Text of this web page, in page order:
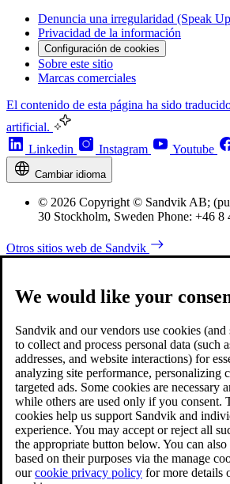
Denuncia una irregularidad (Speak
Privacidad de la información
Configuración de cookies
Sobre este sitio
Marcas comerciales
El contenido de esta página ha sido
artificial.
Linkedin
Instagram Youtube
Cambiar idioma
© 2026 Copyright © Sandvik AB;
30 Stockholm, Sweden Phone: +46 8
Otros sitios web de Sandvik
We would like your
Sandvik and our vendors use cookies
to collect and process personal data (such
addresses, and website interactions) for
analyzing site performance, personalizing
targeted ads. Some cookies are necessary
while others are used only if you consent.
cookies help us support Sandvik and
experience. You may accept or reject all
the appropriate button below. You can
based on their purposes via the manage
ourcookie privacy policy for more details